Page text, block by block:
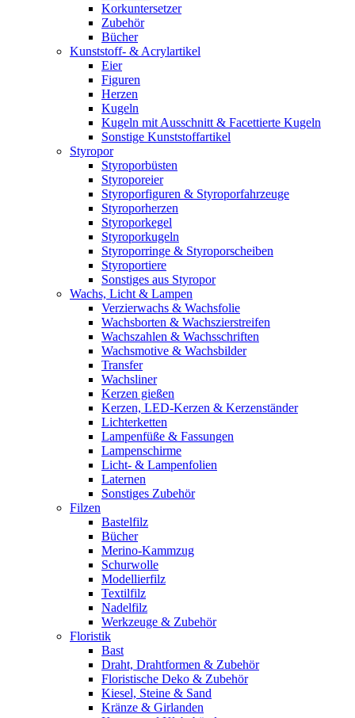
Korkuntersetzer
Zubehör
Bücher
Kunststoff- & Acrylartikel
Eier
Figuren
Herzen
Kugeln
Kugeln mit Ausschnitt & Facettierte Kugeln
Sonstige Kunststoffartikel
Styropor
Styroporbüsten
Styroporeier
Styroporfiguren & Styroporfahrzeuge
Styroporherzen
Styroporkegel
Styroporkugeln
Styroporringe & Styroporscheiben
Styroportiere
Sonstiges aus Styropor
Wachs, Licht & Lampen
Verzierwachs & Wachsfolie
Wachsborten & Wachszierstreifen
Wachszahlen & Wachsschriften
Wachsmotive & Wachsbilder
Transfer
Wachsliner
Kerzen gießen
Kerzen, LED-Kerzen & Kerzenständer
Lichterketten
Lampenfüße & Fassungen
Lampenschirme
Licht- & Lampenfolien
Laternen
Sonstiges Zubehör
Filzen
Bastelfilz
Bücher
Merino-Kammzug
Schurwolle
Modellierfilz
Textilfilz
Nadelfilz
Werkzeuge & Zubehör
Floristik
Bast
Draht, Drahtformen & Zubehör
Floristische Deko & Zubehör
Kiesel, Steine & Sand
Kränze & Girlanden